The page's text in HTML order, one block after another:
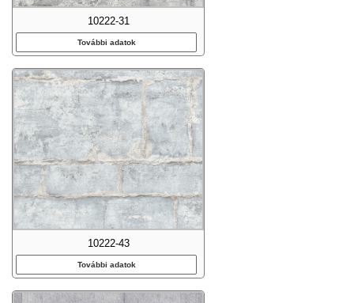
10222-31
További adatok
10222-43
További adatok